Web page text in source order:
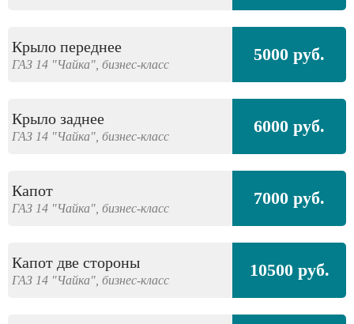
Крыло переднее
ГАЗ 14 "Чайка", бизнес-класс 5000 руб.
Крыло заднее
ГАЗ 14 "Чайка", бизнес-класс 6000 руб.
Капот
ГАЗ 14 "Чайка", бизнес-класс 7000 руб.
Капот две стороны
ГАЗ 14 "Чайка", бизнес-класс 10500 руб.